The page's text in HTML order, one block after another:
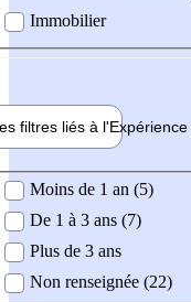
Immobilier
filtres liés à l'Expérience
demandée
Moins de 1 an (5)
De 1 à 3 ans (7)
Plus de 3 ans
Non renseignée (22)